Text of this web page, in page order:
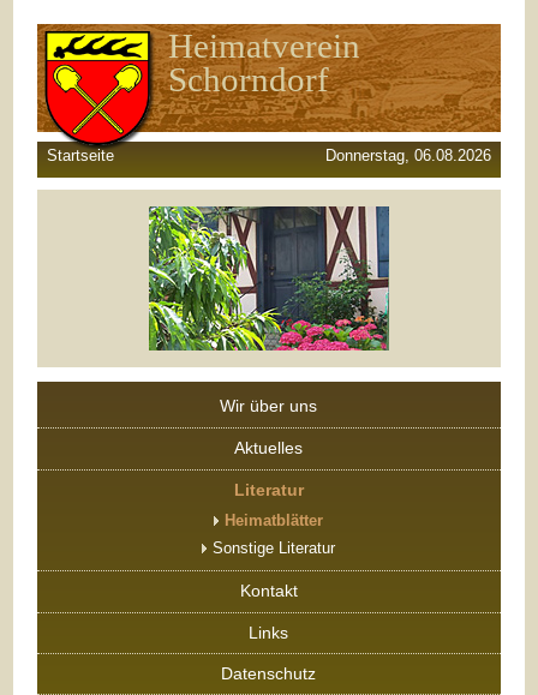
Heimatverein
Schorndorf
Startseite Donnerstag, 06.08.2026
Wir über uns
Aktuelles
Literatur
Heimatblätter
Sonstige Literatur
Kontakt
Links
Datenschutz